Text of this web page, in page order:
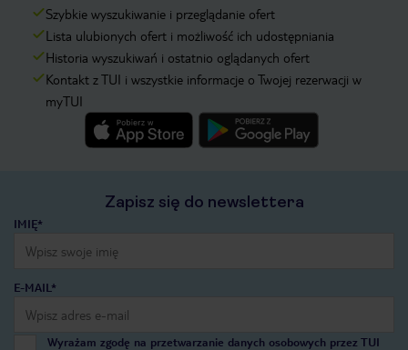
Szybkie wyszukiwanie i przeglądanie ofert
Lista ulubionych ofert i możliwość ich udostępniania
Historia wyszukiwań i ostatnio oglądanych ofert
Kontakt z TUI i wszystkie informacje o Twojej rezerwacji w
myTUI
Zapisz się do newslettera
IMIĘ*
E-MAIL*
Wyrażam zgodę na przetwarzanie danych osobowych przez TUI